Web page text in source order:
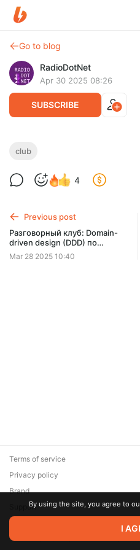
Go to blog
RadioDotNet
Apr 30 2025 08:26
SUBSCRIBE
Разговорный клуб:
Сергей Бензенко поделится
club
4
Previous post
Разговорный клуб: Domain-
driven design (DDD) по
Эвансу
Mar 28 2025 10:40
© 2026 Zaya Solutions Limited.
are the property of their
Terms of service
Privacy policy
Brand
SupportBy using the site, you agree to
I